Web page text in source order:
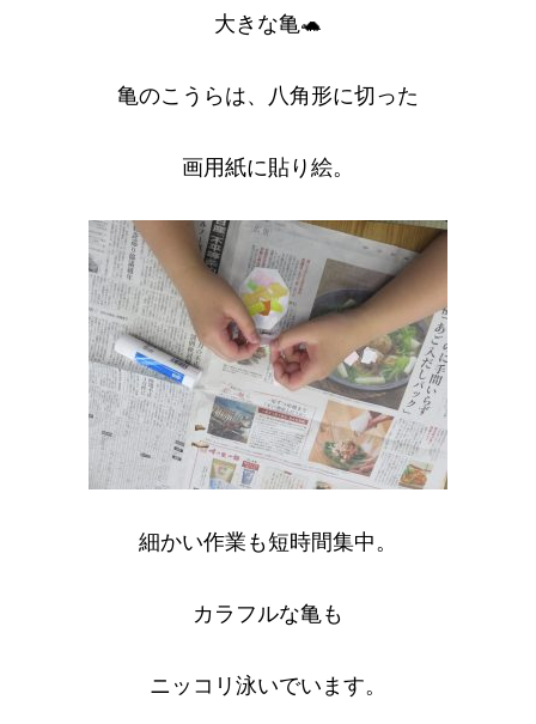
大きな亀🐢
亀のこうらは、八角形に切った
画用紙に貼り絵。
細かい作業も短時間集中。
カラフルな亀も
ニッコリ泳いでいます。